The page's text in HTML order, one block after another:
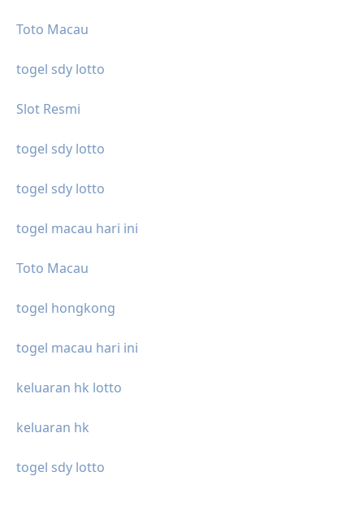
Toto Macau
togel sdy lotto
Slot Resmi
togel sdy lotto
togel sdy lotto
togel macau hari ini
Toto Macau
togel hongkong
togel macau hari ini
keluaran hk lotto
keluaran hk
togel sdy lotto